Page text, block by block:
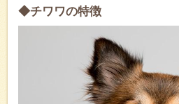
◆チワワの特徴